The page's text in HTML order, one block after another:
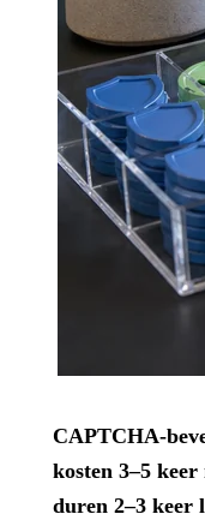
CAPTCHA-
kosten 3–5 keer
duren 2–3 keer